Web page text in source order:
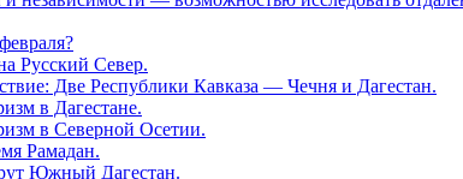
Русский Север.
Две Республики Кавказа — Чечня и Дагестан.
в Дагестане.
в Северной Осетии.
Рамадан.
Южный Дагестан.